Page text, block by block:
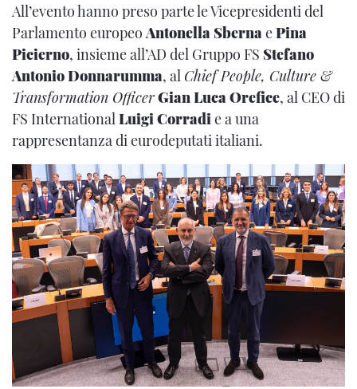
All’evento hanno preso parte le Vicepresidenti del
Parlamento europeoAntonella SbernaePina
Picierno, insieme all’AD del Gruppo FS Stefano
Antonio Donnarumma, al Chief People, Culture &
Transformation OfficerGian Luca Orefice, al CEO di
FS InternationalLuigi Corradie a una
rappresentanza di eurodeputati italiani.